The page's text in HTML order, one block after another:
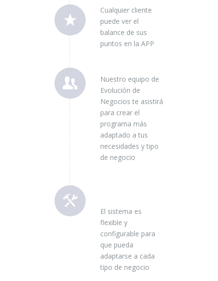
Cualquier cliente
puede ver el
balance de sus
puntos en la APP
Nuestro equipo de
Evolución de
Negocios te asistirá
para crear el
programa más
adaptado a tus
necesidades y tipo
de negocio
El sistema es
flexible y
configurable para
que pueda
adaptarse a cada
tipo de negocio